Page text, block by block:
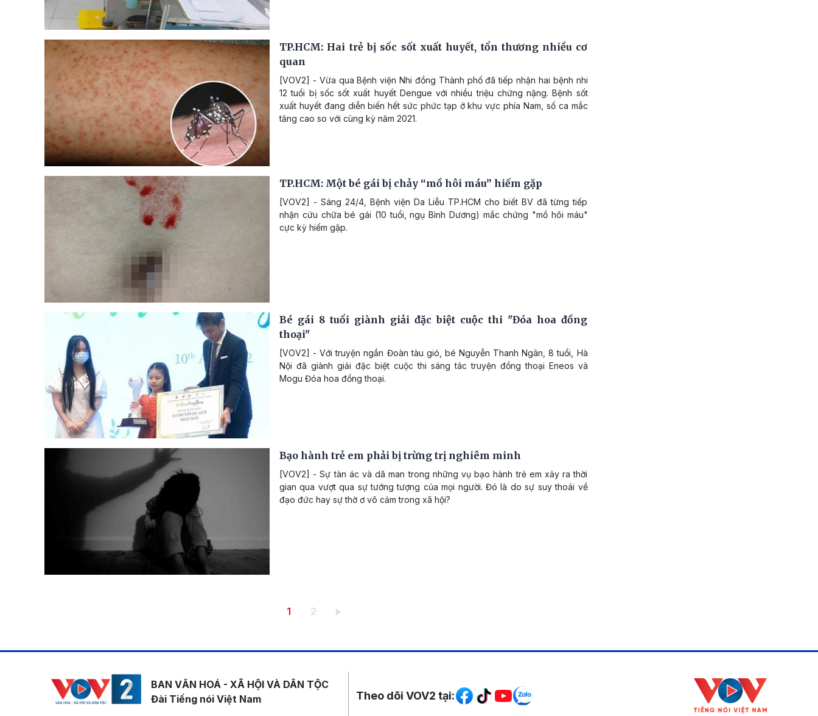
TP.HCM: Hai trẻ bị sốc sốt xuất huyết, tổn thương nhiều cơ
quan
[VOV2] - Vừa qua Bệnh viện Nhi đồng Thành phố đã tiếp nhận hai bệnh nhi
12 tuổi bị sốc sốt xuất huyết Dengue với nhiều triệu chứng nặng. Bệnh sốt
xuất huyết đang diễn biến hết sức phức tạp ở khu vực phía Nam, số ca mắc
tăng cao so với cùng kỳ năm 2021.
TP.HCM: Một bé gái bị chảy “mồ hôi máu” hiếm gặp
[VOV2] - Sáng 24/4, Bệnh viện Da Liễu TP.HCM cho biết BV đã từng tiếp
nhận cứu chữa bé gái (10 tuổi, ngụ Bình Dương) mắc chứng "mồ hôi máu"
cực kỳ hiếm gặp.
Bé gái 8 tuổi giành giải đặc biệt cuộc thi "Đóa hoa đồng
thoại"
[VOV2] - Với truyện ngắn Đoàn tàu gió, bé Nguyễn Thanh Ngân, 8 tuổi, Hà
Nội đã giành giải đặc biệt cuộc thi sáng tác truyện đồng thoại Eneos và
Mogu Đóa hoa đồng thoại.
Bạo hành trẻ em phải bị trừng trị nghiêm minh
[VOV2] - Sự tàn ác và dã man trong những vụ bạo hành trẻ em xảy ra thời
gian qua vượt qua sự tưởng tượng của mọi người. Đó là do sự suy thoái về
đạo đức hay sự thờ ơ vô cảm trong xã hội?
Trang hiện thời
1 Trang
2
BAN VĂN HOÁ - XÃ HỘI VÀ DÂN TỘC
Đài Tiếng nói Việt Nam
Mạng xã hội
Theo dõi VOV2 tại: